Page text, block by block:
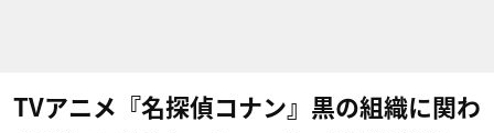
TVアニメ『名探偵コナン』黒の組織に関わ